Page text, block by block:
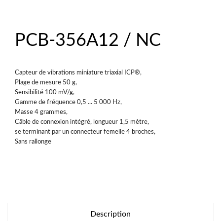
PCB-356A12 / NC
Capteur de vibrations miniature triaxial ICP®,
Plage de mesure 50 g,
Sensibilité 100 mV/g,
Gamme de fréquence 0,5 ... 5 000 Hz,
Masse 4 grammes,
Câble de connexion intégré, longueur 1,5 mètre,
se terminant par un connecteur femelle 4 broches,
Sans rallonge
Description